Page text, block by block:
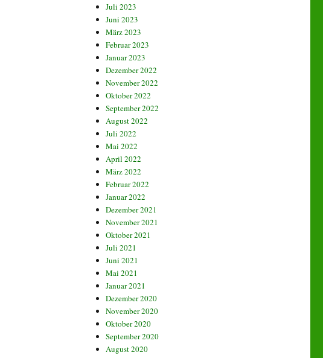
Juli 2023
Juni 2023
März 2023
Februar 2023
Januar 2023
Dezember 2022
November 2022
Oktober 2022
September 2022
August 2022
Juli 2022
Mai 2022
April 2022
März 2022
Februar 2022
Januar 2022
Dezember 2021
November 2021
Oktober 2021
Juli 2021
Juni 2021
Mai 2021
Januar 2021
Dezember 2020
November 2020
Oktober 2020
September 2020
August 2020